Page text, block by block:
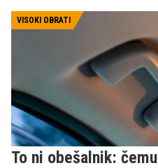
pomeni za delovanje
VISOKI OBRATI
To ni obešalnik: